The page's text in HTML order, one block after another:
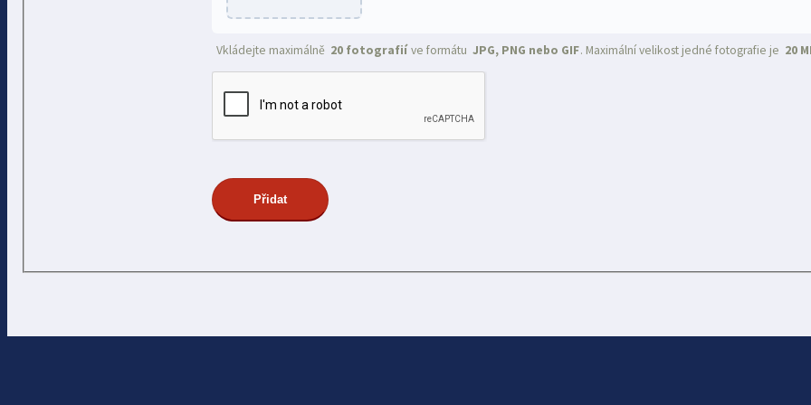
Vkládejte maximálně 20 fotografií ve formátu JPG, PNG nebo GIF. Maximální velikost jedné fotografie je 20